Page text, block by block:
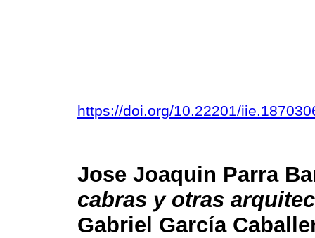
https://doi.org/10.22201/
Jose Joaquin Parra
cabras y otras
Gabriel García